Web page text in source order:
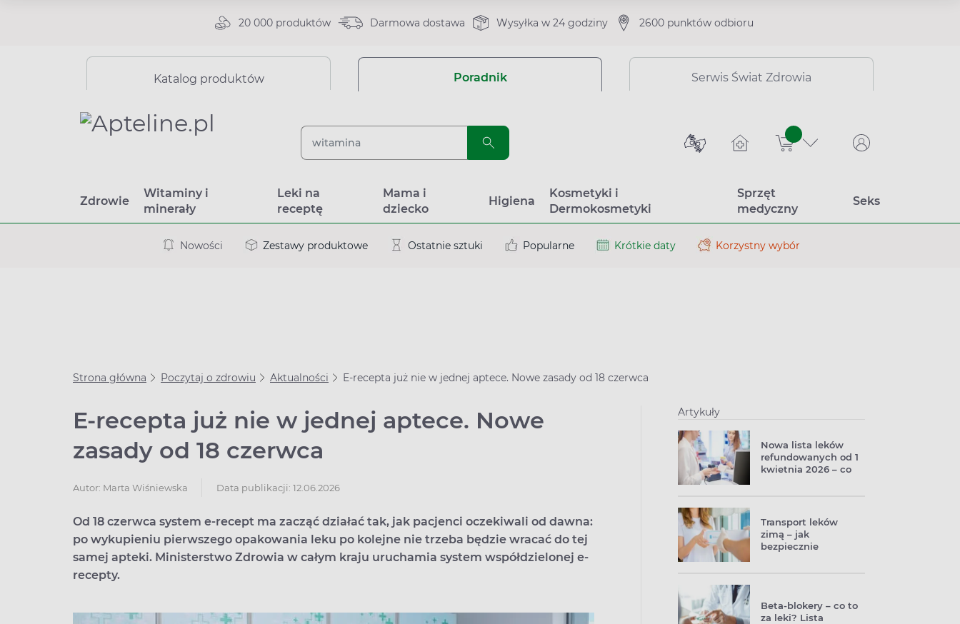
20 000 produktów Darmowa dostawa Wysyłka w 24 godziny 2600 punktów odbioru
Katalog produktów Poradnik Serwis Świat Zdrowia
sztuk
Zdrowie
Witaminy i
minerały
Leki na
receptę
Mama i
dziecko
Higiena
Kosmetyki i
Dermokosmetyki
Sprzęt
medyczny
Seks
Nowości Zestawy produktowe Ostatnie sztuki Popularne Krótkie daty Korzystny wybór
Strona główna Poczytaj o zdrowiu Aktualności E‑recepta już nie w jednej aptece. Nowe zasady od 18 czerwca
E‑recepta już nie w jednej aptece. Nowe
zasady od 18 czerwca
Autor: Marta Wiśniewska Data publikacji: 12.06.2026
Od 18 czerwca system e‑recept ma zacząć działać tak, jak pacjenci oczekiwali od dawna:
po wykupieniu pierwszego opakowania leku po kolejne nie trzeba będzie wracać do tej
samej apteki. Ministerstwo Zdrowia w całym kraju uruchamia system współdzielonej e-
recepty.
Artykuły
Nowa lista leków
refundowanych od 1
kwietnia 2026 – co
Transport leków
zimą – jak
bezpiecznie
do paczkomatu?
Beta-blokery – co to
za leki? Lista